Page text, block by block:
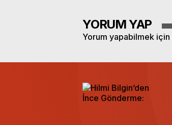
YORUM YAP
Yorum yapabilmek için